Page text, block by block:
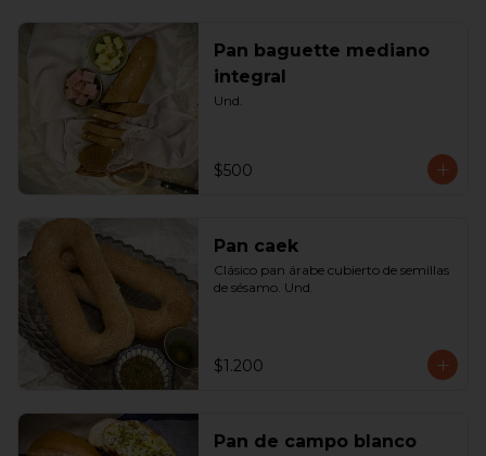
Pan baguette mediano
integral
Und.
$500
Pan caek
Clásico pan árabe cubierto de semillas
de sésamo. Und.
$1.200
Pan de campo blanco